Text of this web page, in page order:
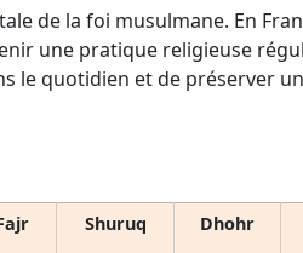
de la foi musulmane. En
une pratique religieuse
le quotidien et de préserver
Shuruq Dhohr